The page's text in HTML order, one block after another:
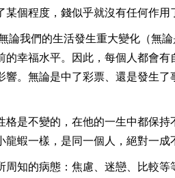
個程度，錢似乎就沒有任何作用
論我們的生活發生重大變化（無
的幸福水平。因此，每個人都會
響。無論是中了彩票、還是發生
格是不變的，在他的一生中都保
蝦一樣，是同一個人，絕對一成
知的病態：焦慮、迷戀、比較